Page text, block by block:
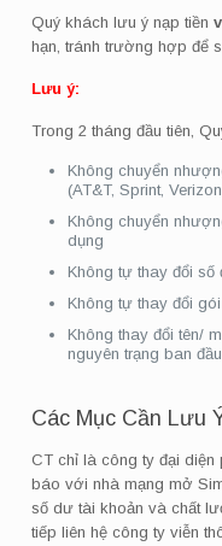
Quý khách lưu ý nạp tiền
hạn, tránh trường hợp để
Lưu ý:
Trong 2 tháng đầu tiên,
Không chuyển
(AT&T, Sprint,
Không chuyển
dụng
Không tự thay đổi số
Không tự thay đổi
Không thay đổi tên/
nguyên trạng ban
Các Mục Cần Lưu
CT chỉ là công ty đại diện
báo với nhà mạng mở
số dư tài khoản và chất
tiếp liên hệ công ty viễn